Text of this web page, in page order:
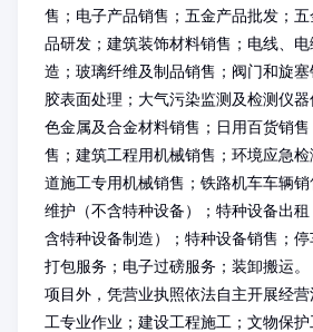
售；电子产品销售；五金产品批发；
品研发；建筑装饰材料销售；电线、
造；玻璃纤维及制品销售；阀门和旋
胶表面处理；大气污染监测及检测仪
色金属及合金材料销售；日用百货销
售；建筑工程用机械销售；环境应急
道施工专用机械销售；铁路机车车辆
维护（不含特种设备）；特种设备出
含特种设备制造）；特种设备销售；
打包服务；电子过磅服务；装卸搬运
项目外，凭营业执照依法自主开展经
工专业作业；建设工程施工；文物保